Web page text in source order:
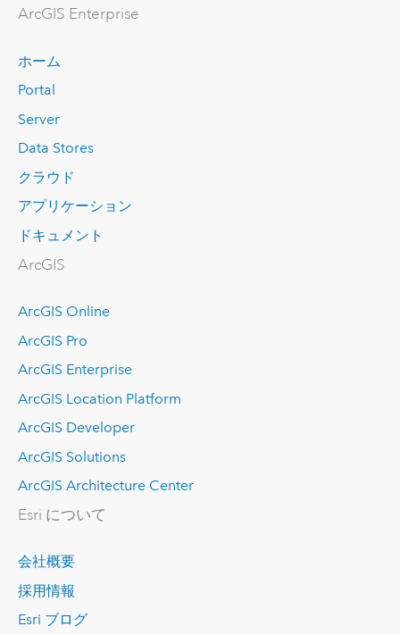
ArcGIS Enterprise
ホーム
Portal
Server
Data Stores
クラウド
アプリケーション
ドキュメント
ArcGIS
ArcGIS Online
ArcGIS Pro
ArcGIS Enterprise
ArcGIS Location Platform
ArcGIS Developer
ArcGIS Solutions
ArcGIS Architecture Center
Esri について
会社概要
採用情報
Esri ブログ